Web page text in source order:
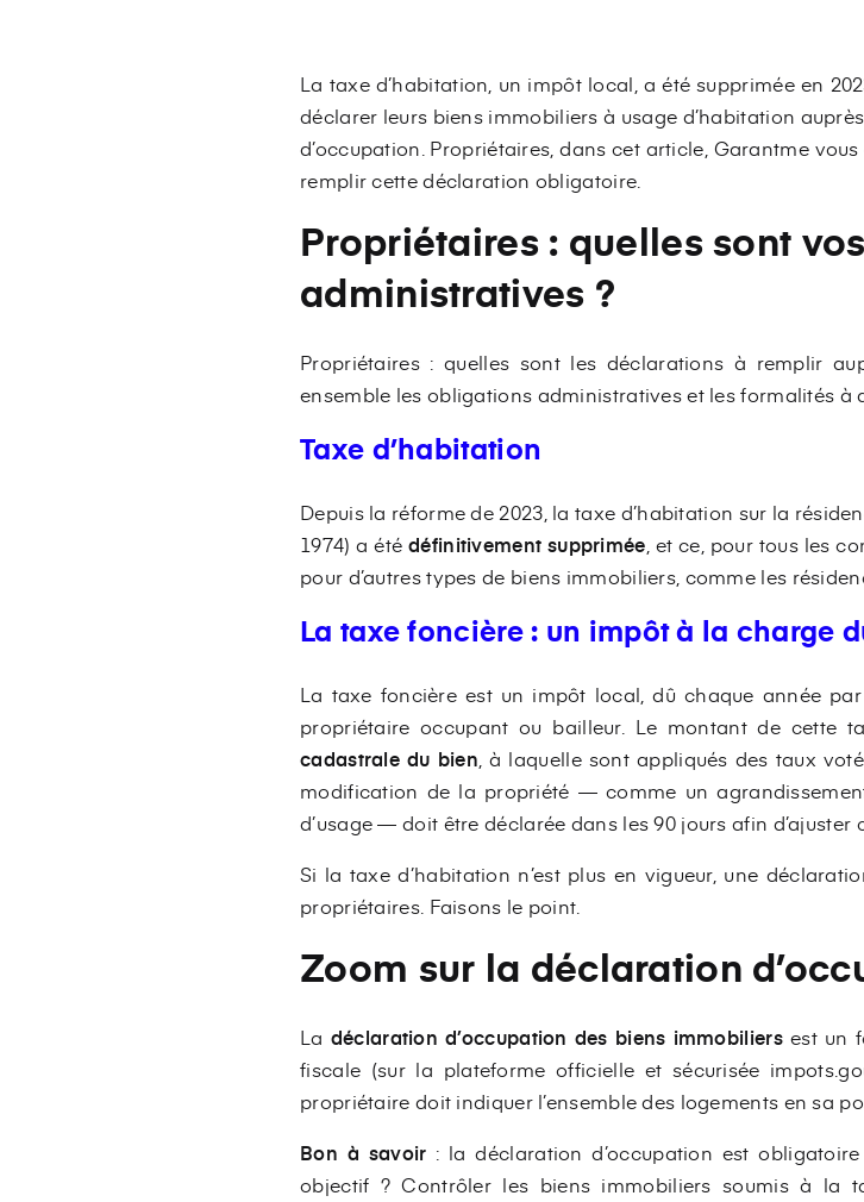
La taxe d’habitation, un impôt local, a été supprimée en
déclarer leurs biens immobiliers à usage d’habitation
d’occupation. Propriétaires, dans cet article, Garantme
remplir cette déclaration obligatoire.
Propriétaires : quelles sont
administratives ?
Propriétaires : quelles sont les déclarations à remplir
ensemble les obligations administratives et les formalités à
Taxe d’habitation
Depuis la réforme de 2023, la taxe d’habitation sur la
1974) a été définitivement supprimée , et ce, pour tous les
pour d’autres types de biens immobiliers, comme les
La taxe foncière : un impôt à la charge
La taxe foncière est un impôt local, dû chaque année
propriétaire occupant ou bailleur. Le montant de
cadastrale du bien , à laquelle sont appliqués des taux
modification de la propriété — comme un
d’usage — doit être déclarée dans les 90 jours afin
Si la taxe d’habitation n’est plus en vigueur, une
propriétaires. Faisons le point.
Zoom sur la déclaration
La déclaration d’occupation des biens immobiliersest un
fiscale (sur la plateforme officielle et sécurisée
propriétaire doit indiquer l’ensemble des logements en sa
Bon à savoir : la déclaration d’occupation est
objectif ? Contrôler les biens immobiliers soumis à la